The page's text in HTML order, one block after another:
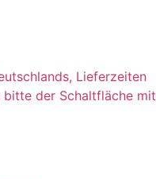
Lieferzeiten
bitte der Schaltfläche mit